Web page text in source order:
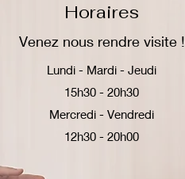
Horaires
Venez nous rendre visite !
Lundi - Mardi - Jeudi
15h30 - 20h30
Mercredi - Vendredi
12h30 - 20h00